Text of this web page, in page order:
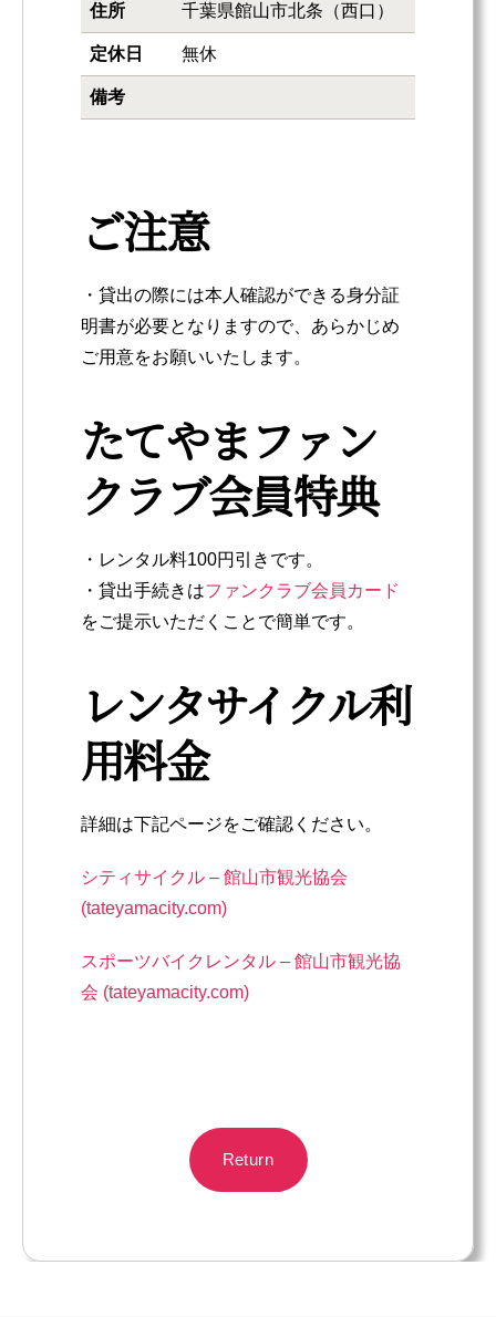
住所 千葉県館山市北条（西口）
定休日 無休
備考
ご注意
・貸出の際には本人確認ができる身分証
明書が必要となりますので、あらかじめ
ご用意をお願いいたします。
たてやまファン
クラブ会員特典
・レンタル料100円引きです。
・貸出手続きはファンクラブ会員カード
をご提示いただくことで簡単です。
レンタサイクル利
用料金
詳細は下記ページをご確認ください。
シティサイクル – 館山市観光協会
(tateyamacity.com)
スポーツバイクレンタル – 館山市観光協
会 (tateyamacity.com)
Return